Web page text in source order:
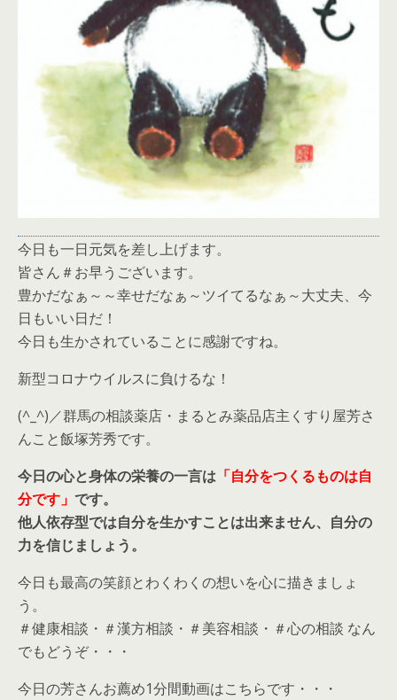
今日も一日元気を差し上げます。
皆さん＃お早うございます。
豊かだなぁ～～幸せだなぁ～ツイてるなぁ～大丈夫、今
日もいい日だ！
今日も生かされていることに感謝ですね。
新型コロナウイルスに負けるな！
(^_^)／群馬の相談薬店・まるとみ薬品店主くすり屋芳さ
んこと飯塚芳秀です。
今日の心と身体の栄養の一言は 「自分をつくるものは自
分です」 です。
他人依存型では自分を生かすことは出来ません、自分の
力を信じましょう。
今日も最高の笑顔とわくわくの想いを心に描きましょ
う。
＃健康相談・＃漢方相談・＃美容相談・＃心の相談 なん
でもどうぞ・・・
今日の芳さんお薦め1分間動画はこちらです・・・